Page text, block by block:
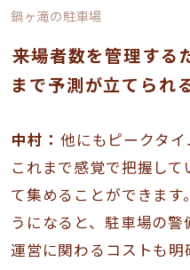
鍋ヶ滝の駐車場
――来場者数を管理す
まで予測が立てられ
中村： 他にもピークタイ
これまで感覚で把握し
て集めることができま
うになると、駐車場の警
運営に関わるコストも明